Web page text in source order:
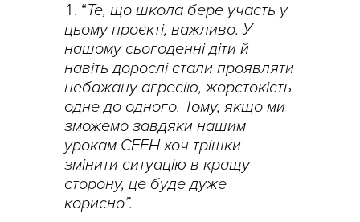
“Те, що школа бере участь у
цьому проєкті, важливо. У
нашому сьогоденні діти й
навіть дорослі стали проявляти
небажану агресію, жорстокість
одне до одного. Тому, якщо ми
зможемо завдяки нашим
урокам СЕЕН хоч трішки
змінити ситуацію в кращу
сторону, це буде дуже
корисно”.